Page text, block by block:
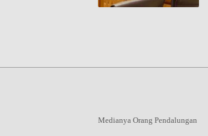
Medianya Orang Pendalungan